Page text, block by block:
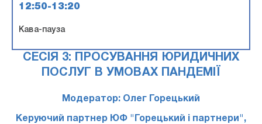
12:50-13:20
Кава-пауза
СЕСІЯ 3: ПРОСУВАННЯ ЮРИДИЧНИХ
ПОСЛУГ В УМОВАХ ПАНДЕМІЇ
Модератор: Олег Горецький
Керуючий партнер ЮФ "Горецький і партнери",